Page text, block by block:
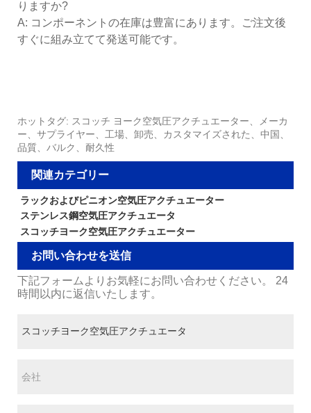
りますか?
A: コンポーネントの在庫は豊富にあります。ご注文後
すぐに組み立てて発送可能です。
ホットタグ: スコッチ ヨーク空気圧アクチュエーター、メーカ
ー、サプライヤー、工場、卸売、カスタマイズされた、中国、
品質、バルク、耐久性
関連カテゴリー
ラックおよびピニオン空気圧アクチュエーター
ステンレス鋼空気圧アクチュエータ
スコッチヨーク空気圧アクチュエーター
お問い合わせを送信
下記フォームよりお気軽にお問い合わせください。 24
時間以内に返信いたします。